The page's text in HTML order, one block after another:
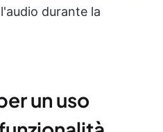
durante la
un uso